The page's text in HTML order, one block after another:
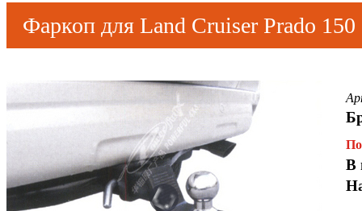
Фаркоп для Land Cruiser Prado 150
В